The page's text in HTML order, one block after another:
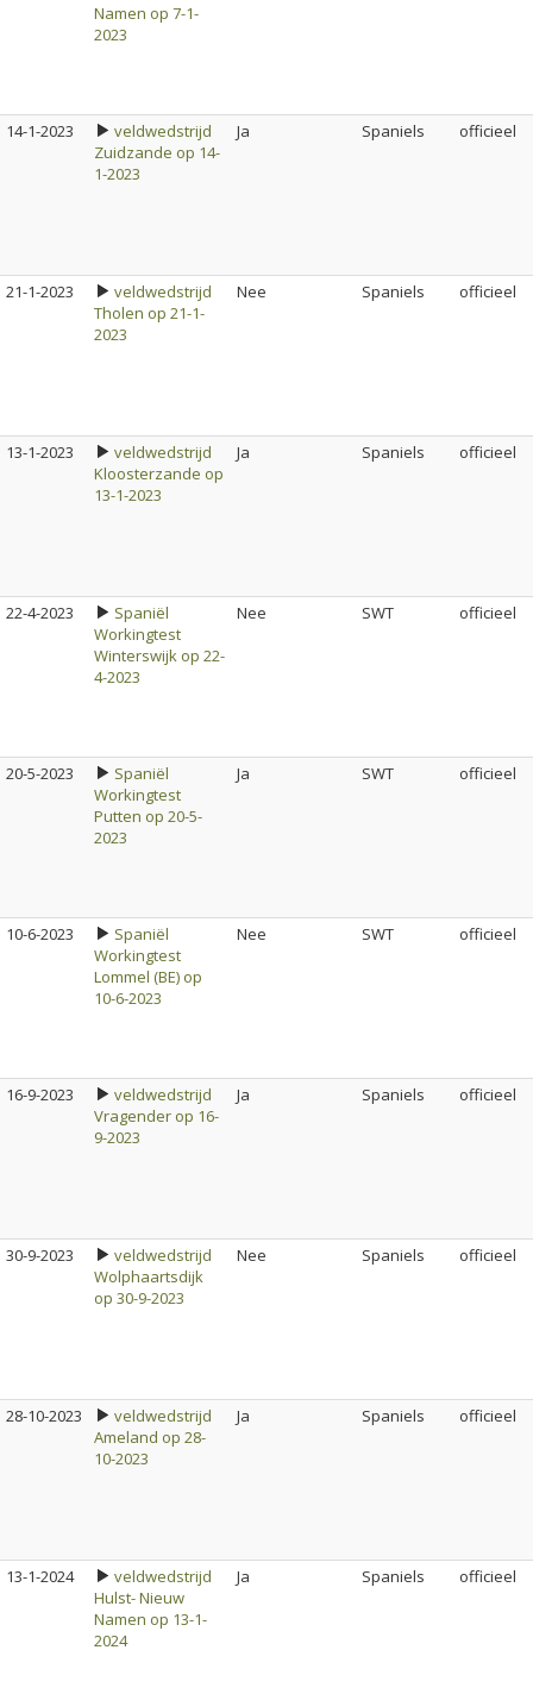
Namen op 7-1-
2023
14-1-2023
veldwedstrijd
Zuidzande op 14-
1-2023
Ja Spaniels officieel
21-1-2023
veldwedstrijd
Tholen op 21-1-
2023
Nee Spaniels officieel
13-1-2023
veldwedstrijd
Kloosterzande op
13-1-2023
Ja Spaniels officieel
22-4-2023
Spaniël
Workingtest
Winterswijk op 22-
4-2023
Nee SWT officieel
20-5-2023
Spaniël
Workingtest
Putten op 20-5-
2023
Ja SWT officieel
10-6-2023
Spaniël
Workingtest
Lommel (BE) op
10-6-2023
Nee SWT officieel
16-9-2023
veldwedstrijd
Vragender op 16-
9-2023
Ja Spaniels officieel
30-9-2023
veldwedstrijd
Wolphaartsdijk
op 30-9-2023
Nee Spaniels officieel
28-10-2023
veldwedstrijd
Ameland op 28-
10-2023
Ja Spaniels officieel
13-1-2024
veldwedstrijd
Hulst- Nieuw
Namen op 13-1-
2024
Ja Spaniels officieel